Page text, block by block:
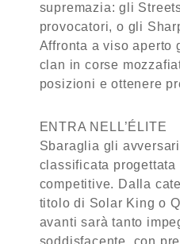
supremazia: gli
provocatori, o gli
Affronta a viso aperto
clan in corse
posizioni e ottenere
ENTRA NELL’ÉLITE
Sbaraglia gli
classificata progettata
competitive. Dalla
titolo di Solar King o
avanti sarà tanto
soddisfacente, con